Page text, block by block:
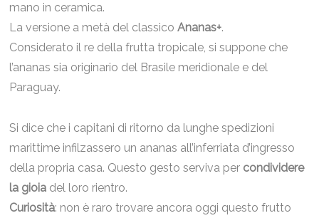
mano in ceramica.
La versione a metà del classicoAnanas+.
Considerato il re della frutta tropicale, si suppone che
l’ananas sia originario del Brasile meridionale e del
Paraguay.
Si dice che i capitani di ritorno da lunghe spedizioni
marittime infilzassero un ananas all’inferriata d’ingresso
della propria casa. Questo gesto serviva per condividere
la gioia del loro rientro.
Curiosità: non è raro trovare ancora oggi questo frutto